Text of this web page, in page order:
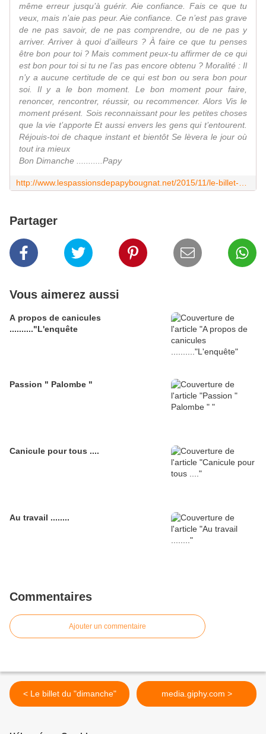
même erreur jusqu’à guérir. Aie confiance. Fais ce que tu
veux, mais n’aie pas peur. Aie confiance. Ce n’est pas grave
de ne pas savoir, de ne pas comprendre, ou de ne pas y
arriver. Arriver à quoi d’ailleurs ? À faire ce que tu penses
être bon pour toi ? Mais comment peux-tu affirmer de ce qui
est bon pour toi si tu ne l’as pas encore obtenu ? Moralité : Il
n’y a aucune certitude de ce qui est bon ou sera bon pour
soi. Il y a le bon moment. Le bon moment pour faire,
renoncer, rencontrer, réussir, ou recommencer. Alors Vis le
moment présent. Sois reconnaissant pour les petites choses
que la vie t’apporte Et aussi envers les gens qui t’entourent.
Réjouis-toi de chaque instant et bientôt Se lèvera le jour où
tout ira mieux
Bon Dimanche ...........Papy
Partager
Vous aimerez aussi
A propos de canicules
.........."L'enquête
Passion " Palombe "
Canicule pour tous ....
Au travail ........
Commentaires
Ajouter un commentaire
< Le billet du "dimanche" media.giphy.com >